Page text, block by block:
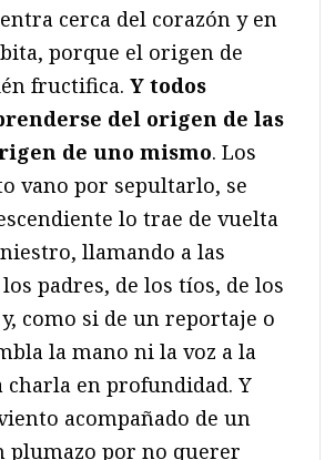
cerca del corazón y en
porque el origen de
fructifica. Y todos
del origen de las
de uno mismo. Los
vano por sepultarlo, se
lo trae de vuelta
llamando a las
padres, de los tíos, de los
como si de un reportaje o
la mano ni la voz a la
en profundidad. Y
acompañado de un
plumazo por no querer